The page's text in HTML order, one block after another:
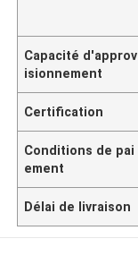
Capacité d'approv
isionnement
Certification
Conditions de pai
ement
Délai de livraison